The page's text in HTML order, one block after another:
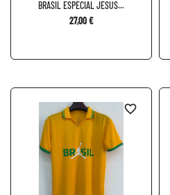
BRASIL ESPECIAL JESUS...
27,00 €
favorite_border